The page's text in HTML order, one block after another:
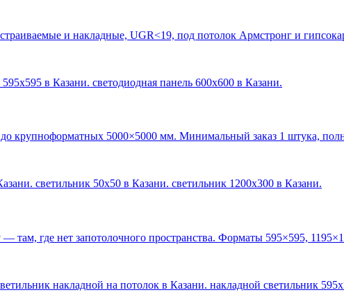
и накладные, UGR<19, под потолок Армстронг и
в Казани. светодиодная панель 600х600 в Казани.
крупноформатных 5000×5000 мм. Минимальный заказ 1 штука,
светильник 50х50 в Казани. светильник 1200х300 в Казани.
там, где нет запотолочного пространства. Форматы 595×595,
накладной на потолок в Казани. накладной светильник